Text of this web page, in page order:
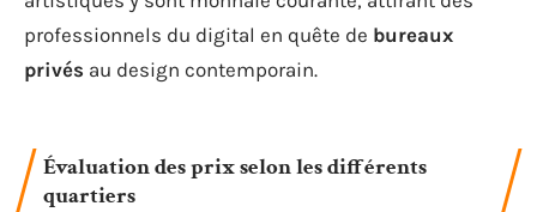
professionnels du digital en quête de bureaux
privés au design contemporain.
Évaluation des prix selon les différents
quartiers